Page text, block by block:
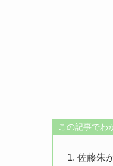
この記事でわ
1. 佐藤朱